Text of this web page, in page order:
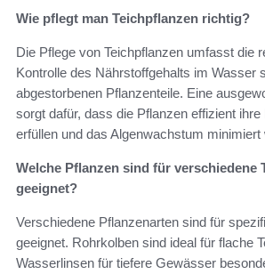
Wie pflegt man Teichpflanzen richtig?
Die Pflege von Teichpflanzen umfasst die
Kontrolle des Nährstoffgehalts im Wasser
abgestorbenen Pflanzenteile. Eine
sorgt dafür, dass die Pflanzen effizient ihre
erfüllen und das Algenwachstum minimiert
Welche Pflanzen sind für verschiedene
geeignet?
Verschiedene Pflanzenarten sind für
geeignet. Rohrkolben sind ideal für flache
Wasserlinsen für tiefere Gewässer